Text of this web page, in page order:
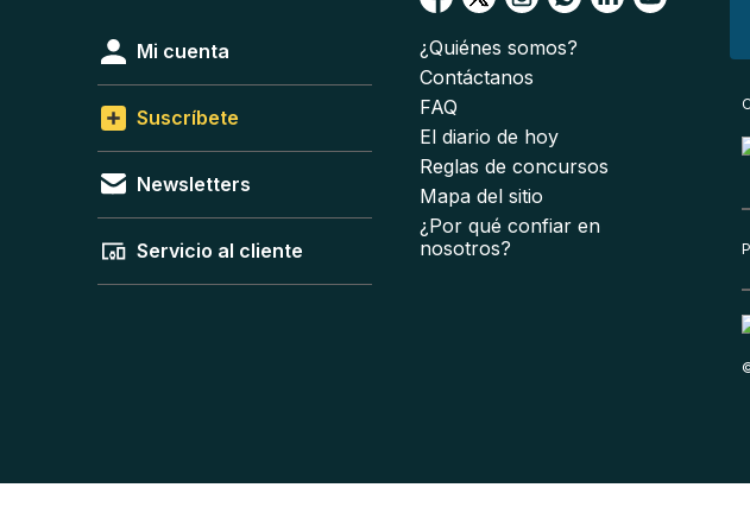
Mi cuenta
Suscríbete
Newsletters
Servicio al cliente
¿Quiénes somos?
Contáctanos
FAQ
El diario de hoy
Reglas de concursos
Mapa del sitio
¿Por qué confiar en
nosotros?